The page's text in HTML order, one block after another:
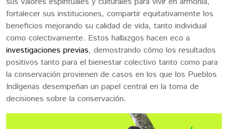
fortalecer sus instituciones, compartir equitativamente los
beneficios mejorando su calidad de vida, tanto individual
como colectivamente. Estos hallazgos hacen eco a
investigaciones previas, demostrando cómo los resultados
positivos tanto para el bienestar colectivo tanto como para
la conservación provienen de casos en los que los Pueblos
Indígenas desempeñan un papel central en la toma de
decisiones sobre la conservación.